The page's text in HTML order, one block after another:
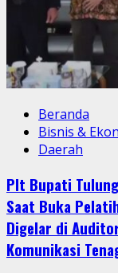
Beranda
Bisnis &
Daerah
Plt Bupati
Saat Buka
Digelar di
Komunikasi